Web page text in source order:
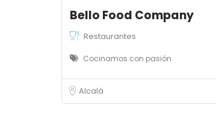
Bello Food Company
Restaurantes
Cocinamos con pasión
Alcalá